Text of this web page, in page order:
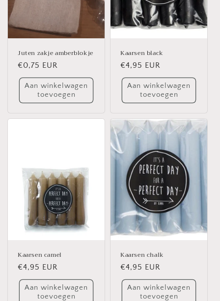
Juten zakje amberblokje
Normale
prijs
€0,75 EUR
Aan winkelwagen
toevoegen
Kaarsen black
Normale
prijs
€4,95 EUR
Aan winkelwagen
toevoegen
Kaarsen camel
Normale
prijs
€4,95 EUR
Aan winkelwagen
toevoegen
Kaarsen chalk
Normale
prijs
€4,95 EUR
Aan winkelwagen
toevoegen